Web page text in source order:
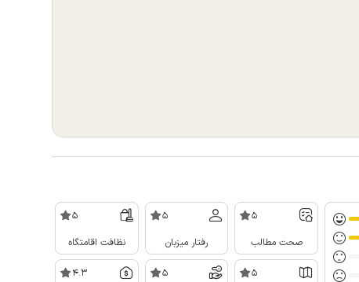
5
صحت مطالب
5
رفتار میزبان
5
نظافت اقامتگاه
5
5
4.3